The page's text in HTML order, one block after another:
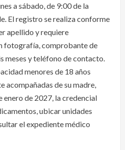
a sábado, de 9:00 de la
El registro se realiza conforme
apellido y requiere
fotografía, comprobante de
meses y teléfono de contacto.
menores de 18 años
acompañadas de su madre,
de 2027, la credencial
ubicar unidades
el expediente médico